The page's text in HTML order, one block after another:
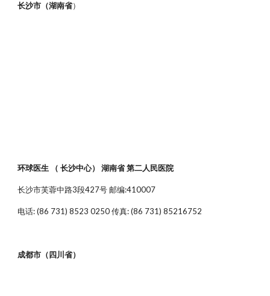
长沙市（湖南省）
环球医生 （ 长沙中心） 湖南省 第二人民医院
长沙市芙蓉中路3段427号 邮编:410007
电话: (86 731) 8523 0250 传真: (86 731) 85216752
成都市（四川省）